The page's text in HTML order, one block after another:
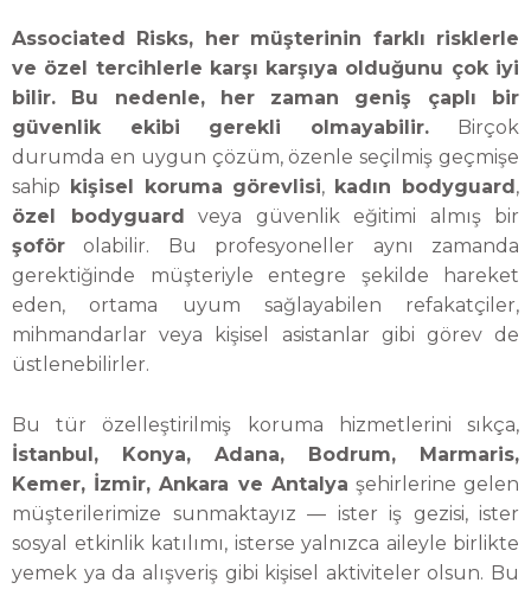
Associated Risks, her müşterinin farklı risklerle
ve özel tercihlerle karşı karşıya olduğunu çok iyi
bilir. Bu nedenle, her zaman geniş çaplı bir
güvenlik ekibi gerekli olmayabilir. Birçok
durumda en uygun çözüm, özenle seçilmiş geçmişe
sahip kişisel koruma görevlisi, kadın bodyguard,
özel bodyguard veya güvenlik eğitimi almış bir
şoför olabilir. Bu profesyoneller aynı zamanda
gerektiğinde müşteriyle entegre şekilde hareket
eden, ortama uyum sağlayabilen refakatçiler,
mihmandarlar veya kişisel asistanlar gibi görev de
üstlenebilirler.
Bu tür özelleştirilmiş koruma hizmetlerini sıkça,
İstanbul, Konya, Adana, Bodrum, Marmaris,
Kemer, İzmir, Ankara ve Antalya şehirlerine gelen
müşterilerimize sunmaktayız — ister iş gezisi, ister
sosyal etkinlik katılımı, isterse yalnızca aileyle birlikte
yemek ya da alışveriş gibi kişisel aktiviteler olsun. Bu